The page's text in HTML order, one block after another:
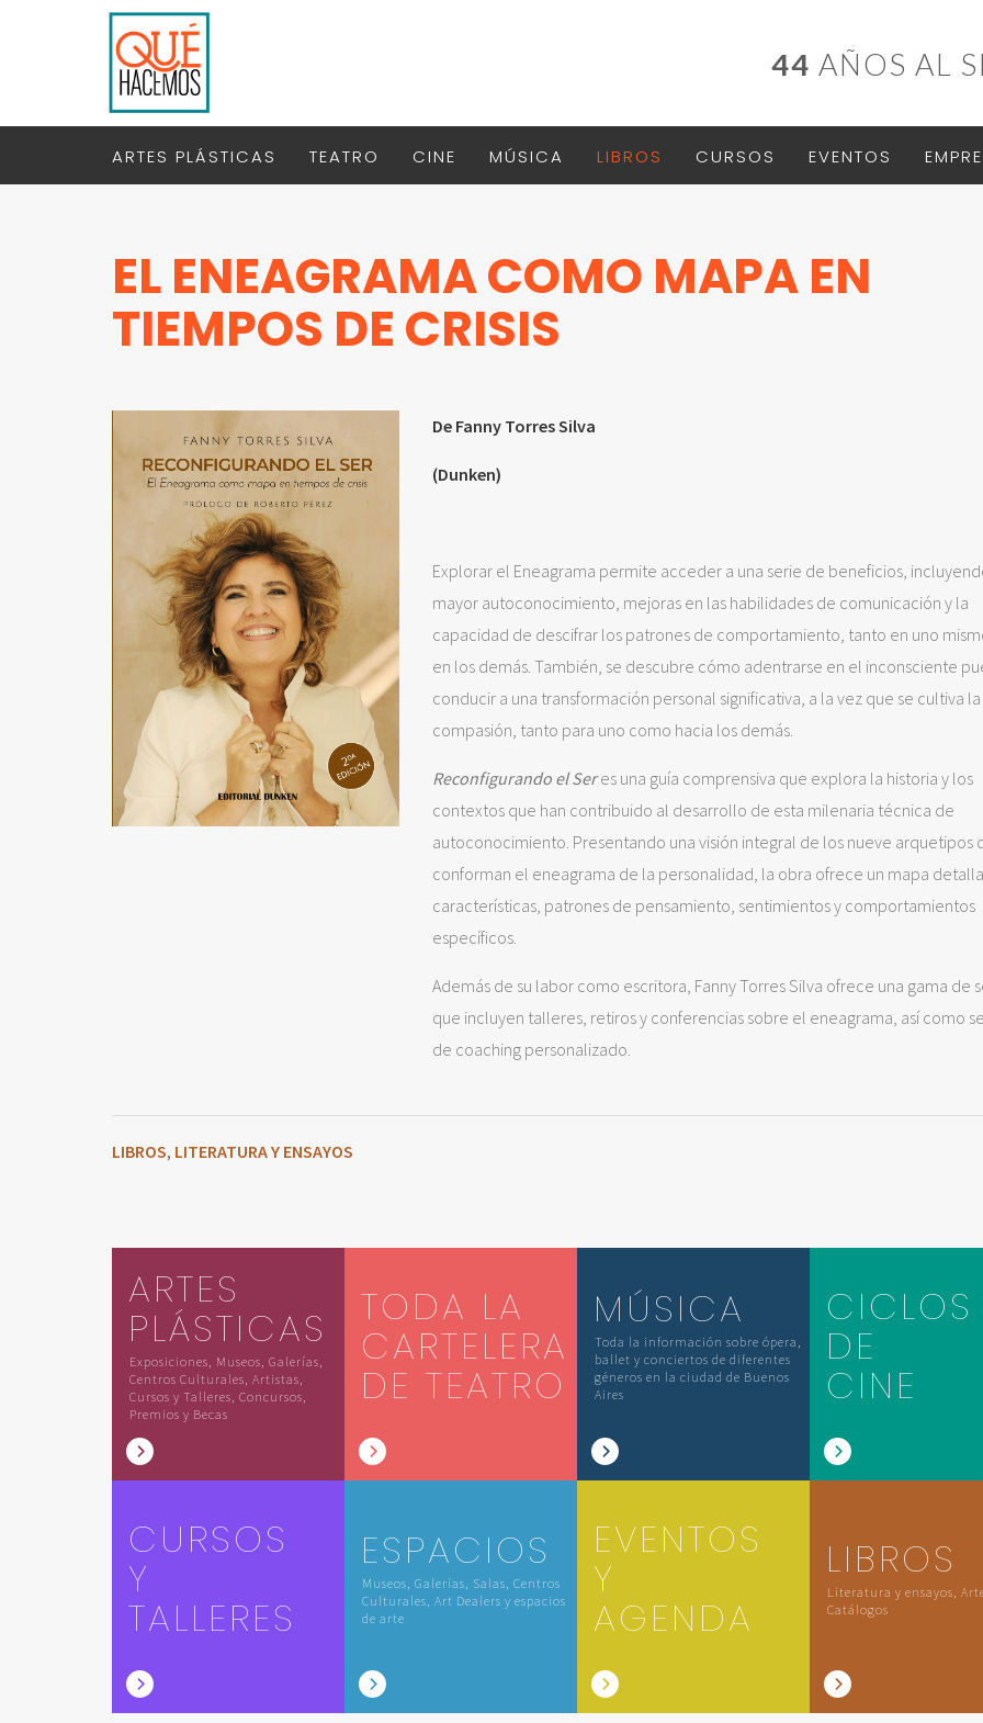
44 AÑOS AL
ARTES PLÁSTICAS TEATRO CINE MÚSICA LIBROS CURSOS EVENTOS
EL ENEAGRAMA COMO MAPA EN
TIEMPOS DE CRISIS
De Fanny Torres Silva
(Dunken)
Explorar el Eneagrama permite acceder a una serie de beneficios,
mayor autoconocimiento, mejoras en las habilidades de comunicación y la
capacidad de descifrar los patrones de comportamiento, tanto en uno
en los demás. También, se descubre cómo adentrarse en el inconsciente
conducir a una transformación personal significativa, a la vez que se cultiva la
compasión, tanto para uno como hacia los demás.
Reconfigurando el Seres una guía comprensiva que explora la historia y los
contextos que han contribuido al desarrollo de esta milenaria técnica de
autoconocimiento. Presentando una visión integral de los nueve arquetipos
conforman el eneagrama de la personalidad, la obra ofrece un mapa
características, patrones de pensamiento, sentimientos y comportamientos
específicos.
Además de su labor como escritora, Fanny Torres Silva ofrece una gama de
que incluyen talleres, retiros y conferencias sobre el eneagrama, así como
de coaching personalizado.
LIBROS, LITERATURA Y ENSAYOS
ARTES
PLÁSTICAS
Exposiciones, Museos, Galerías,
Centros Culturales, Artistas,
Cursos y Talleres, Concursos,
Premios y Becas
TODA LA
CARTELERA
DE TEATRO
MÚSICA
Toda la información sobre ópera,
ballet y conciertos de diferentes
géneros en la ciudad de Buenos
Aires
CICLOS
DE
CINE
CURSOS
Y
TALLERES
ESPACIOS
Museos, Galerías, Salas, Centros
Culturales, Art Dealers y espacios
de arte
EVENTOS
Y
AGENDA
LIBROS
Literatura y ensayos,
Catálogos